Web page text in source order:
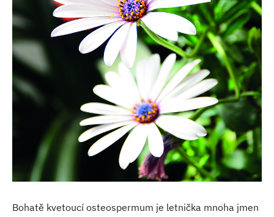
Bohatě kvetoucí osteospermum je letnička mnoha jmen